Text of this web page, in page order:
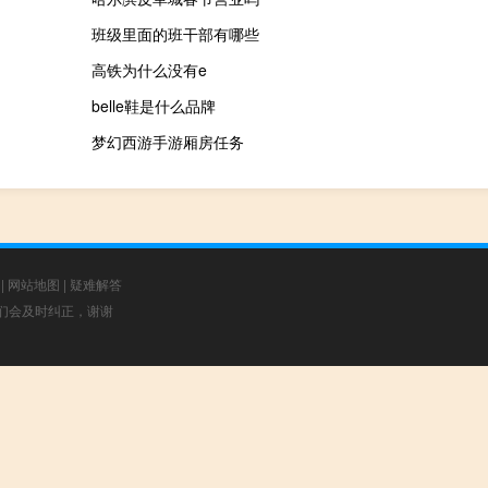
班级里面的班干部有哪些
高铁为什么没有e
belle鞋是什么品牌
梦幻西游手游厢房任务
网站地图 | 疑难解答
会及时纠正，谢谢